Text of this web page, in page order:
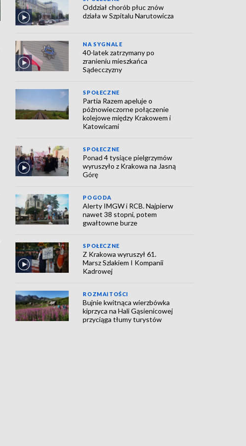
Oddział chorób płuc znów
działa w Szpitalu Narutowicza
NA SYGNALE
40-latek zatrzymany po
zranieniu mieszkańca
Sądecczyzny
SPOŁECZNE
Partia Razem apeluje o
późnowieczorne połączenie
kolejowe między Krakowem i
Katowicami
SPOŁECZNE
Ponad 4 tysiące pielgrzymów
wyruszyło z Krakowa na Jasną
Górę
POGODA
Alerty IMGW i RCB. Najpierw
nawet 38 stopni, potem
gwałtowne burze
SPOŁECZNE
Z Krakowa wyruszył 61.
Marsz Szlakiem I Kompanii
Kadrowej
ROZMAITOŚCI
Bujnie kwitnąca wierzbówka
kiprzyca na Hali Gąsienicowej
przyciąga tłumy turystów